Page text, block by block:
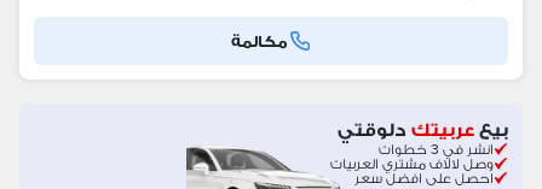
مكالمة
بيععربيتك دلوقتي
انشر في 3 خطوات
وصل لالاف مشتري العربيات
احصل على افضل سعر